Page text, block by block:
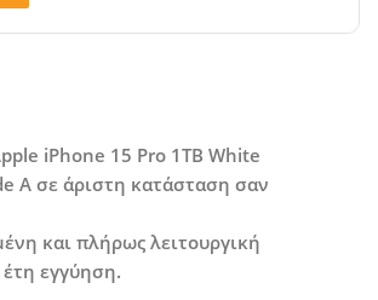
iPhone 15 Pro 1TB White
A σε άριστη κατάσταση σαν
και πλήρως λειτουργική
εγγύηση.